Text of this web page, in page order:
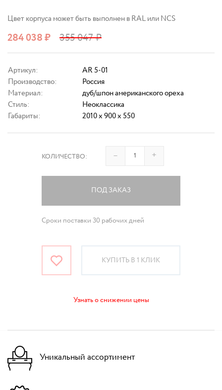
Цвет корпуса может быть выполнен в RAL или NCS
284 038₽ 355 047₽
Артикул:
AR 5-01
Производство:
Россия
Материал:
дуб/шпон американского ореха
Стиль:
Неоклассика
Габариты:
2010 x 900 x 550
КОЛИЧЕСТВО: – +
ПОД ЗАКАЗ
Сроки поставки 30 рабочих дней
КУПИТЬ В 1 КЛИК
Узнать о снижении цены
Уникальный ассортимент